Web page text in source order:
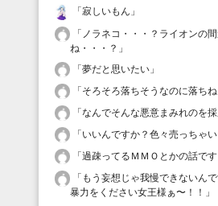
「寂しいもん 」
「 ノラネコ・・・？ライオンの
ね・・・？ 」
「夢だと思いたい 」
「そろそろ落ちそうなのに落ち
「なんでそんな悪意まみれのを
「いいんですか？色々売っちゃ
「過疎ってるＭＭＯとかの話です
「 もう妄想じゃ我慢できないん
暴力をください女王様ぁ〜！！ 」